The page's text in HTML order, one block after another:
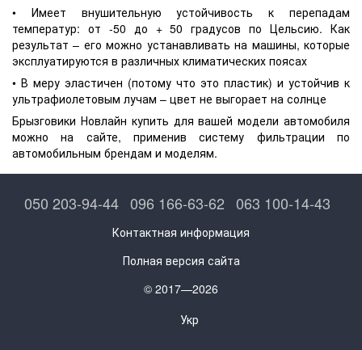
• Имеет внушительную устойчивость к перепадам
температур: от -50 до + 50 градусов по Цельсию. Как
результат – его можно устанавливать на машины, которые
эксплуатируются в различных климатических поясах
• В меру эластичен (потому что это пластик) и устойчив к
ультрафиолетовым лучам – цвет не выгорает на солнце
Брызговики Новлайн купить для вашей модели автомобиля
можно на сайте, применив систему фильтрации по
автомобильным брендам и моделям.
050 203-94-44 096 166-63-62 063 100-14-43
Контактная информация
Полная версия сайта
© 2017—2026
Укр